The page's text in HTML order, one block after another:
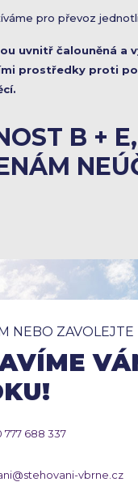
pro převoz
uvnitř čalouněná a
prostředky proti
B +
NEBO ZAVOLEJTE
777 688 337
vbrne.cz